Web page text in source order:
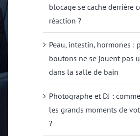
blocage se cache derrière
réaction ?
Peau, intestin, hormones :
boutons ne se jouent pas
dans la salle de bain
Photographe et DJ :
les grands moments de
?